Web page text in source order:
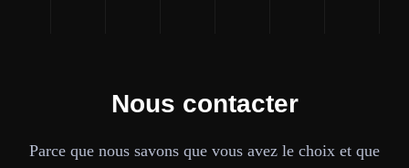
Nous contacter
Parce que nous savons que vous avez le choix et que